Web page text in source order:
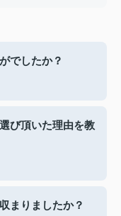
でしたか？
び頂いた理由を教
まりましたか？